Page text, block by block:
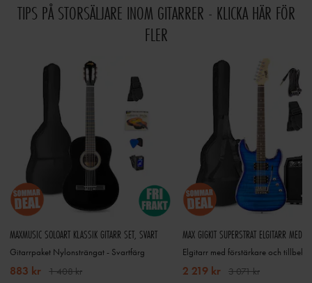
TIPS PÅ STORSÄLJARE INOM GITARRER - KLICKA HÄR FÖR
FLER
MAXMUSIC SOLOART KLASSIK GITARR SET, SVART
Gitarrpaket Nylonsträngat - Svartfärg
883 kr 1 408 kr
Elgitarr med förstärkare och tillbehör
2 219 kr 3 071 kr